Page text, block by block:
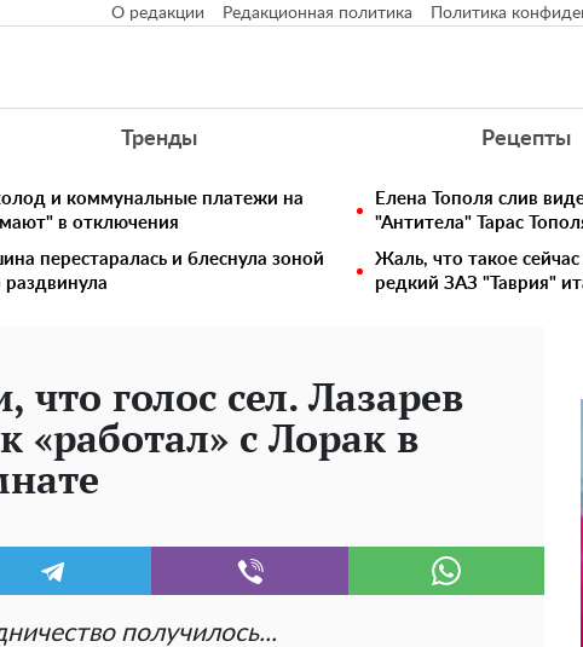
О редакции Редакционная политика Политика
Тренды Рецепты
и коммунальные платежи на
в отключения
Елена Тополя слив
"Антитела" Тарас
перестаралась и блеснула зоной
Жаль, что такое
редкий ЗАЗ "Таврия"
что голос сел. Лазарев
«работал» с Лорак в
получилось...